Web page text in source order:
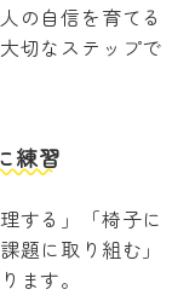
の自信を育てる
切なステップで
練習
する」「椅子に
題に取り組む」
ます。